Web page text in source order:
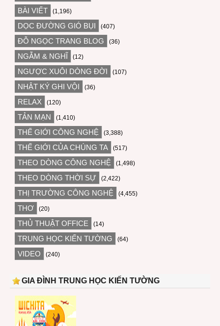
BÀI VIẾT (1,196)
DỌC ĐƯỜNG GIÓ BỤI (407)
ĐỖ NGỌC TRANG BLOG (36)
NGẪM & NGHĨ (12)
NGƯỢC XUÔI DÒNG ĐỜI (107)
NHẬT KÝ GHI VỘI (36)
RELAX (120)
TẢN MẠN (1,410)
THẾ GIỚI CÔNG NGHỆ (3,388)
THẾ GIỚI CỦA CHÚNG TA (517)
THEO DÒNG CÔNG NGHỆ (1,498)
THEO DÒNG THỜI SỰ (2,422)
THỊ TRƯỜNG CÔNG NGHỆ (4,455)
THƠ (20)
THỦ THUẬT OFFICE (14)
TRUNG HỌC KIẾN TƯỜNG (64)
VIDEO (240)
GIA ĐÌNH TRUNG HỌC KIẾN TƯỜNG